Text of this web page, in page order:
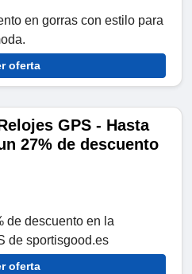
en gorras con estilo para
oferta
GPS - Hasta
27% de descuento
de descuento en la
de sportisgood.es
oferta